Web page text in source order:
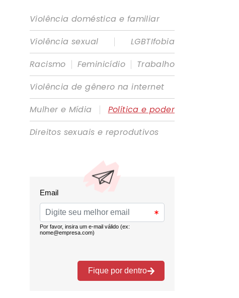
Violência doméstica e familiar
Violência sexual
|
LGBTIfobia
Racismo | Feminicídio | Trabalho
Violência de gênero na internet
Mulher e Mídia
|
Política e poder
Direitos sexuais e reprodutivos